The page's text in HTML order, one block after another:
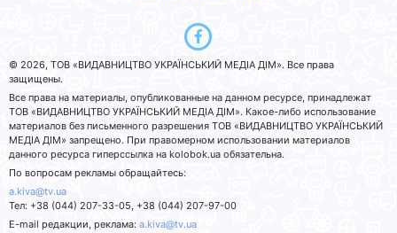
© 2026, ТОВ «ВИДАВНИЦТВО УКРАЇНСЬКИЙ МЕДІА ДІМ». Все права
защищены.
Все права на материалы, опубликованные на данном ресурсе, принадлежат
ТОВ «ВИДАВНИЦТВО УКРАЇНСЬКИЙ МЕДІА ДІМ». Какое-либо использование
материалов без письменного разрешения ТОВ «ВИДАВНИЦТВО УКРАЇНСЬКИЙ
МЕДІА ДІМ» запрещено. При правомерном использовании материалов
данного ресурса гиперссылка на kolobok.ua обязательна.
По вопросам рекламы обращайтесь:
a.kiva@tv.ua
Тел: +38 (044) 207-33-05, +38 (044) 207-97-00
E-mail редакции, реклама: a.kiva@tv.ua